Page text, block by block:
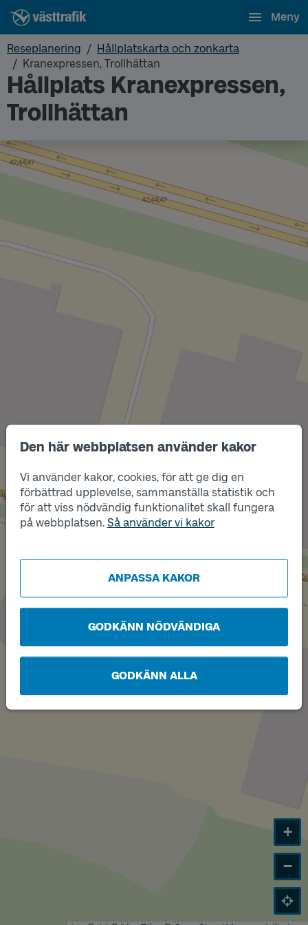
Den här webbplatsen använder kakor
Vi använder kakor, cookies, för att ge dig en
förbättrad upplevelse, sammanställa statistik och
för att viss nödvändig funktionalitet skall fungera
på webbplatsen. Så använder vi kakor
ANPASSA KAKOR
GODKÄNN NÖDVÄNDIGA
GODKÄNN ALLA
Meny
Reseplanering
Hållplatskarta och zonkarta
Kranexpressen, Trollhättan
Hållplats Kranexpressen,
Trollhättan
Läge
A
Läge
B
+
−